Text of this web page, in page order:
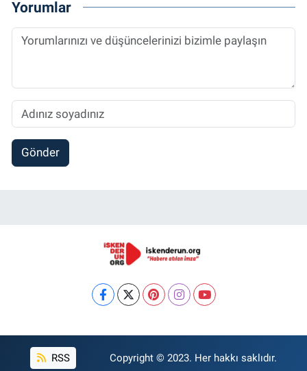
Yorumlar
Gönder
RSS Copyright © 2023. Her hakkı saklıdır.